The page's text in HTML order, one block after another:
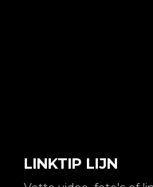
LINKTIP LIJN